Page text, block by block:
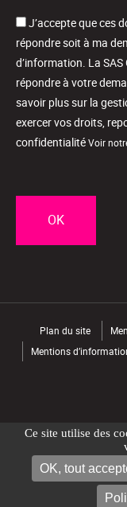
Ce site utilise des
OK, tout
NOUS
*
J’accepte que ces
répondre soit à ma
d’information. La
répondre à votre
savoir plus sur la
exercer vos droits,
confidentialitéVoir
Plan du site
Mentions